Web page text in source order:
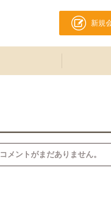
新規
コメントがまだありません。